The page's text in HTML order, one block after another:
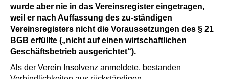
wurde aber nie in das Vereinsregister eingetragen,
weil er nach Auffassung des zu-ständigen
Vereinsregisters nicht die Voraussetzungen des § 21
BGB erfüllte („nicht auf einen wirtschaftlichen
Geschäftsbetrieb ausgerichtet“).
Als der Verein Insolvenz anmeldete, bestanden